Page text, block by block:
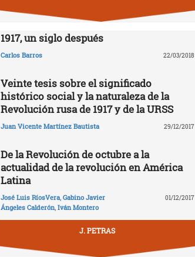
1917, un siglo después
Carlos Barros 22/03/2018
Veinte tesis sobre el significado
histórico social y la naturaleza de la
Revolución rusa de 1917 y de la URSS
Juan Vicente Martínez Bautista 29/12/2017
De la Revolución de octubre a la
actualidad de la revolución en América
Latina
José Luis RíosVera, Gabino Javier
Ángeles Calderón, Iván Montero
01/12/2017
J. PETRAS